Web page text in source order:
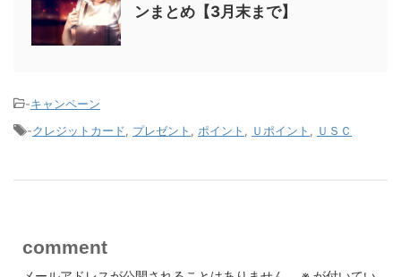
ンまとめ【3月末まで】
-キャンペーン
-クレジットカード プレゼント ポイント Ｕポイント ＵＳＣ
comment